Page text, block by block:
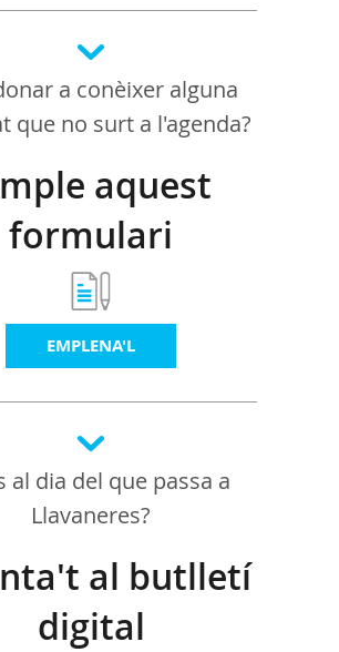
a conèixer alguna
que no surt a l'agenda?
aquest
formulari
EMPLENA'L
al dia del que passa a
Llavaneres?
al butlletí
digital